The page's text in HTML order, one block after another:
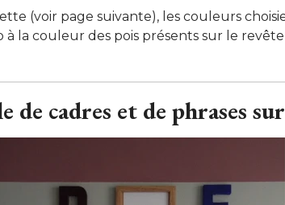
(voir page suivante), les couleurs
à la couleur des pois présents sur le
de cadres et de phrases